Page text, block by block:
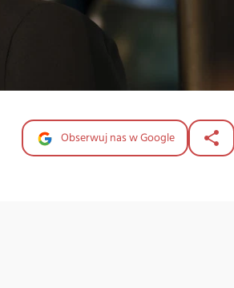
Obserwuj nas w Google